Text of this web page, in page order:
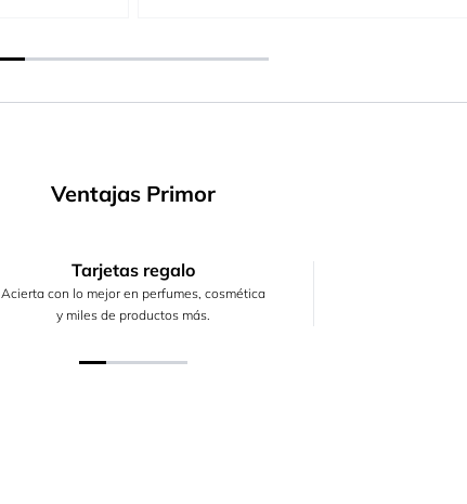
Ventajas Primor
Tarjetas regalo
Acierta con lo mejor en perfumes, cosmética
y miles de productos más.